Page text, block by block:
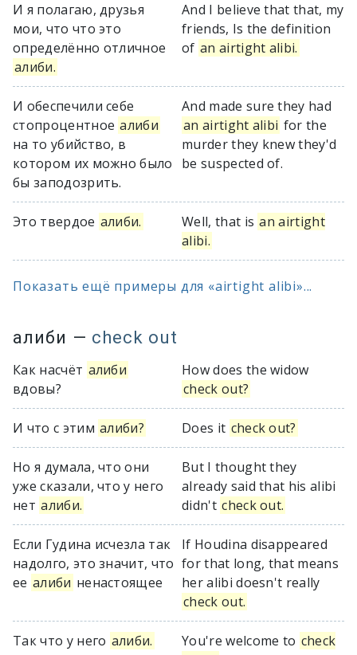
И я полагаю, друзья
мои, что что это
определённо отличное
алиби.
And I believe that that, my
friends, Is the definition
of an airtight alibi.
И обеспечили себе
стопроцентное алиби
на то убийство, в
котором их можно было
бы заподозрить.
And made sure they had
an airtight alibi for the
murder they knew they'd
be suspected of.
Это твердое алиби. Well, that is an airtight
alibi.
Показать ещё примеры для «airtight alibi»...
алиби — check out
Как насчёт алиби
вдовы?
How does the widow
check out?
И что с этим алиби? Does it check out?
Но я думала, что они
уже сказали, что у него
нет алиби.
But I thought they
already said that his alibi
didn't check out.
Если Гудина исчезла так
надолго, это значит, что
ее алиби ненастоящее
If Houdina disappeared
for that long, that means
her alibi doesn't really
check out.
Так что у него алиби. You're welcome to check